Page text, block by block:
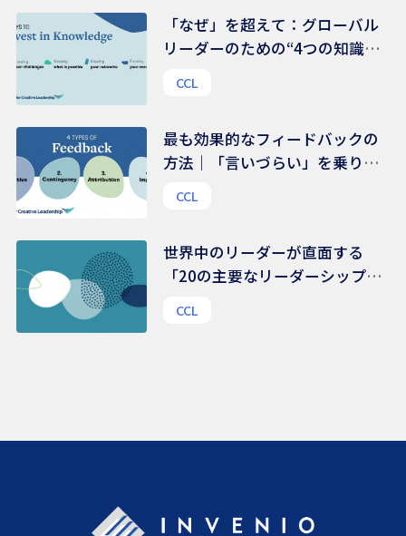
「なぜ」を超えて：グローバル
リーダーのための“4つの知識領
CCL
最も効果的なフィードバックの
方法｜「言いづらい」を乗り越
CCL
世界中のリーダーが直面する
「20の主要なリーダーシップ課
ーから得られたリアルな声から
CCL